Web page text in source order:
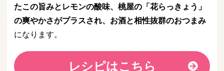
たこの旨みとレモンの酸味、桃屋の「花らっきょう」
の爽やかさがプラスされ、お酒と相性抜群のおつまみ
になります。
レシピはこちら